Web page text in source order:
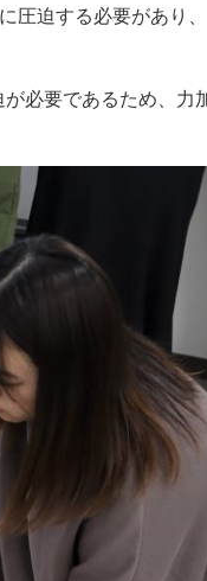
圧迫する必要があり
必要であるため、力